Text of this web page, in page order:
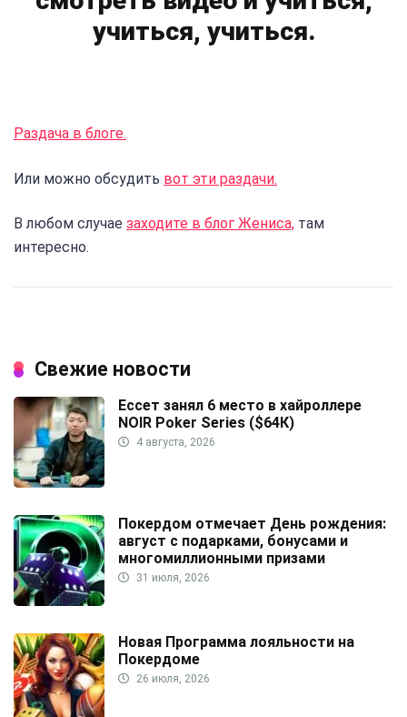
учиться, учиться.
Раздача в блоге.
Или можно обсудить вот эти раздачи.
В любом случае заходите в блог Жениса, там
интересно.
Свежие новости
Ессет занял 6 место в хайроллере
NOIR Poker Series ($64К)
4 августа, 2026
Покердом отмечает День рождения:
август с подарками, бонусами и
многомиллионными призами
31 июля, 2026
Новая Программа лояльности на
Покердоме
26 июля, 2026